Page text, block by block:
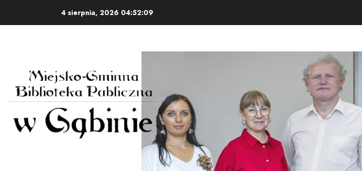
4 sierpnia, 2026 04:52:10